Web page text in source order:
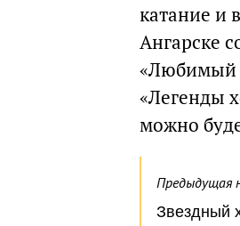
катание и
Ангарске
«Любимый
«Легенды
можно
Предыдущая
Звездный